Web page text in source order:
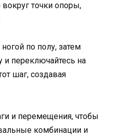
вокруг точки опоры,
по полу, затем
и переключайтесь на
шаг, создавая
и перемещения, чтобы
комбинации и